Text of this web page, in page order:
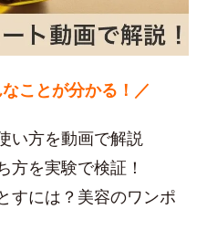
ことが分かる！／
い方を動画で解説
方を実験で検証！
すには？美容のワンポ